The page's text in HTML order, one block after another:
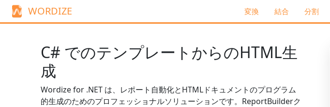
WORDIZE 変換 結合 分割
C# でのテンプレートからのHTML生
成
Wordize for .NET は、レポート自動化とHTMLドキュメントのプログラム
的生成のためのプロフェッショナルソリューションです。 ReportBuilderク